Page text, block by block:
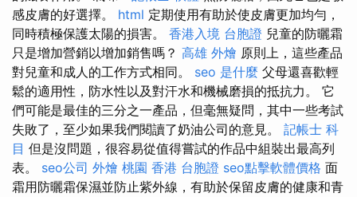
感皮膚的好選擇。 html 定期使用有助於使皮膚更加均勻，
同時積極保護太陽的損害。 香港入境 台胞證 兒童的防曬霜
只是增加營銷以增加銷售嗎？ 高雄 外燴 原則上，這些產品
對兒童和成人的工作方式相同。 seo 是什麼 父母還喜歡輕
鬆的適用性，防水性以及對汗水和機械磨損的抵抗力。 它
們可能是最佳的三分之一產品，但毫無疑問，其中一些考試
失敗了，至少如果我們閱讀了奶油公司的意見。 記帳士 科
目 但是沒問題，很容易從值得嘗試的作品中組裝出最高列
表。 seo公司 外燴 桃園 香港 台胞證 seo點擊軟體價格 面
霜用防曬霜保濕並防止紫外線，有助於保留皮膚的健康和青